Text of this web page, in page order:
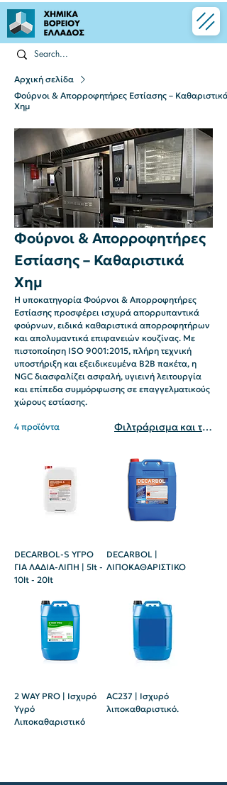
Αρχική σελίδα
Φούρνοι & Απορροφητήρες Εστίασης – Καθαριστικά
Χημ
Φούρνοι & Απορροφητήρες
Εστίασης – Καθαριστικά
Χημ
Η υποκατηγορία Φούρνοι & Απορροφητήρες
Εστίασης προσφέρει ισχυρά απορρυπαντικά
φούρνων, ειδικά καθαριστικά απορροφητήρων
και απολυμαντικά επιφανειών κουζίνας. Με
πιστοποίηση ISO 9001:2015, πλήρη τεχνική
υποστήριξη και εξειδικευμένα B2B πακέτα, η
NGC διασφαλίζει ασφαλή, υγιεινή λειτουργία
και επίπεδα συμμόρφωσης σε επαγγελματικούς
χώρους εστίασης.
4 προϊόντα Φιλτράρισμα και
DECARBOL-S ΥΓΡΟ
ΓΙΑ ΛΑΔΙΑ-ΛΙΠΗ | 5lt -
10lt - 20lt
DECARBOL |
ΛΙΠΟΚΑΘΑΡΙΣΤΙΚΟ
2 WAY PRO | Ισχυρό
Υγρό
Λιποκαθαριστικό
AC237 | Ισχυρό
λιποκαθαριστικό.